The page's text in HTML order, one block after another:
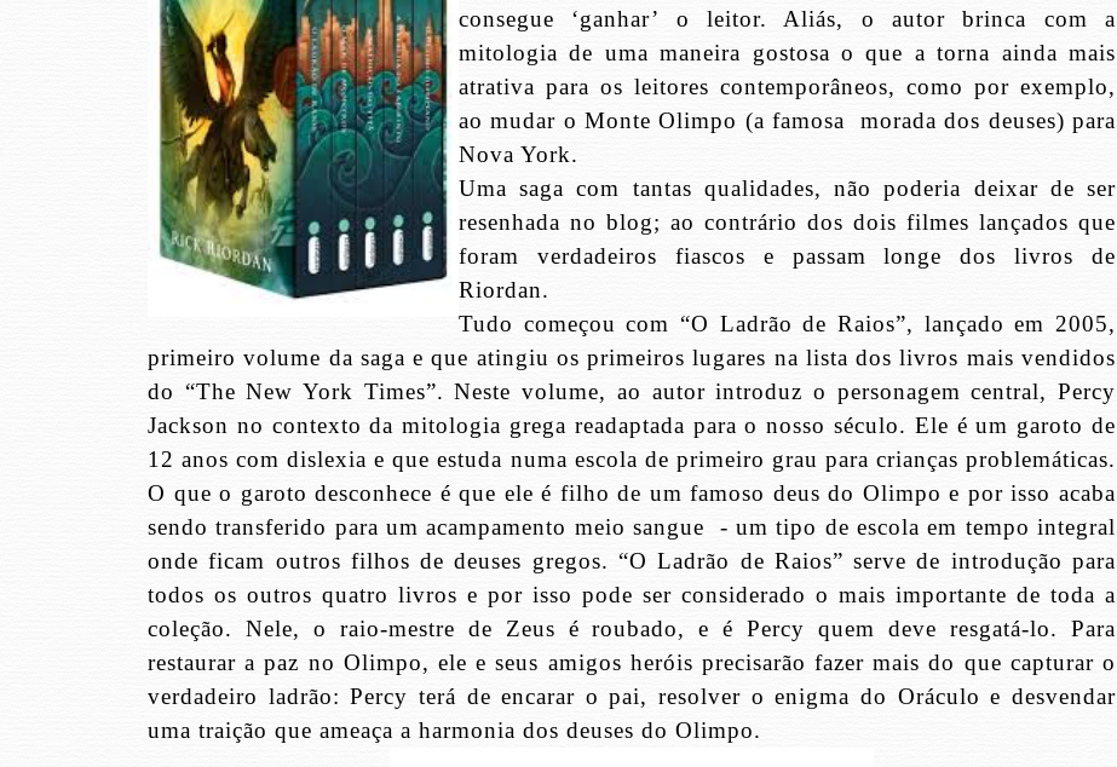
consegue ‘ganhar’ o leitor. Aliás, o autor brinca com a
mitologia de uma maneira gostosa o que a torna ainda mais
atrativa para os leitores contemporâneos, como por exemplo,
ao mudar o Monte Olimpo (a famosa
morada dos deuses) para
Nova York.
Uma saga com tantas qualidades, não poderia deixar de ser
resenhada no blog; ao contrário dos dois filmes lançados que
foram verdadeiros fiascos e passam longe dos livros de
Riordan.
Tudo começou com “O Ladrão de Raios”, lançado em 2005,
primeiro volume da saga e que atingiu os primeiros lugares na lista dos livros mais vendidos
do “The New York Times”. Neste volume, ao autor introduz o personagem central, Percy
Jackson no contexto da mitologia grega readaptada para o nosso século. Ele é um garoto de
12 anos com dislexia e que estuda numa escola de primeiro grau para crianças problemáticas.
O que o garoto desconhece é que ele é filho de um famoso deus do Olimpo e por isso acaba
sendo transferido para um acampamento meio sangue
- um tipo de escola em tempo integral
onde ficam outros filhos de deuses gregos. “O Ladrão de Raios” serve de introdução para
todos os outros quatro livros e por isso pode ser considerado o mais importante de toda a
coleção. Nele, o raio-mestre de Zeus é roubado, e é Percy quem deve resgatá-lo. Para
restaurar a paz no Olimpo, ele e seus amigos heróis precisarão fazer mais do que capturar o
verdadeiro ladrão: Percy terá de encarar o pai, resolver o enigma do Oráculo e desvendar
uma traição que ameaça a harmonia dos deuses do Olimpo.